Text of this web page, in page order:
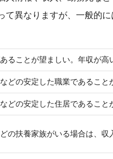
て異なりますが、一般的
ることが望ましい。年収が高
どの安定した職業であること
どの安定した住居であるこ
の扶養家族がいる場合は、収